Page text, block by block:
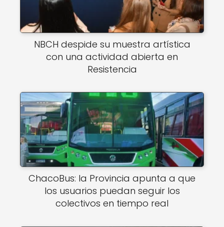
NBCH despide su muestra artística
con una actividad abierta en
Resistencia
ChacoBus: la Provincia apunta a que
los usuarios puedan seguir los
colectivos en tiempo real